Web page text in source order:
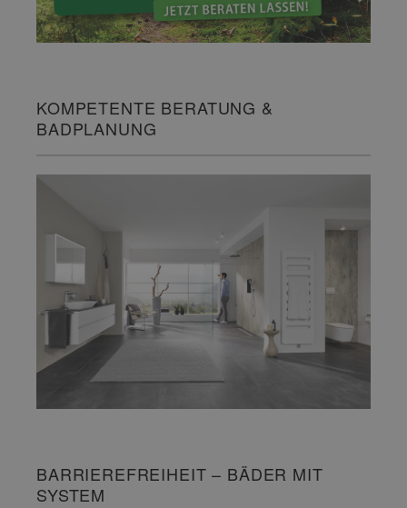
KOMPETENTE BERATUNG &
BADPLANUNG
BARRIEREFREIHEIT – BÄDER MIT
SYSTEM